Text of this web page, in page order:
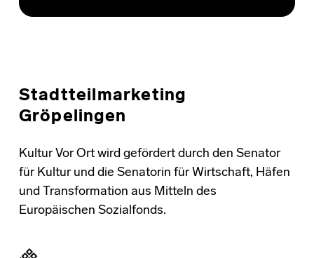
Stadtteilmarketing
Gröpelingen
Kultur Vor Ort wird gefördert durch den Senator
für Kultur und die Senatorin für Wirtschaft, Häfen
und Transformation aus Mitteln des
Europäischen Sozialfonds.